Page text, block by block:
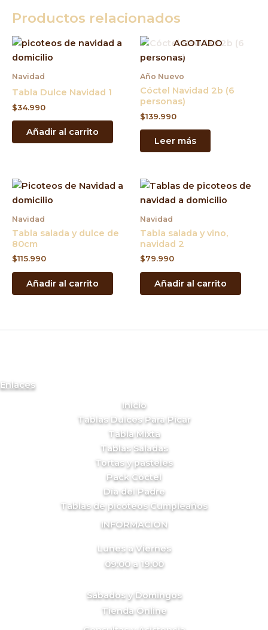
Productos relacionados
Navidad
Tabla Dulce Navidad 1
$34.990
Añadir al carrito
AGOTADO
Año Nuevo
Cóctel Navidad 2b (6
personas)
$139.990
Leer más
Navidad
Tabla salada y dulce de
80cm
$115.990
Añadir al carrito
Navidad
Tabla salada y vino,
navidad 2
$79.990
Añadir al carrito
Enlaces
Inicio
Tablas Dulces Para Picar
Tabla Mixta
Tablas Saladas
Tortas y pasteles
Pack Cóctel
Día del Padre
Tablas de picoteos Cumpleaños
INFORMACION
Lunes a Viernes
09:00 a 19:00
Sábados y Domingos
Tienda Online